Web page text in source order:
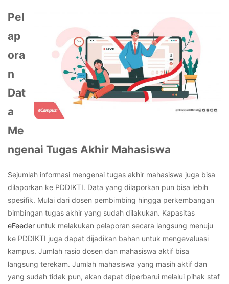
Pel
ap
ora
n
Dat
a
Me
ngenai Tugas Akhir Mahasiswa
Sejumlah informasi mengenai tugas akhir mahasiswa juga bisa
dilaporkan ke PDDIKTI. Data yang dilaporkan pun bisa lebih
spesifik. Mulai dari dosen pembimbing hingga perkembangan
bimbingan tugas akhir yang sudah dilakukan. Kapasitas
eFeeder untuk melakukan pelaporan secara langsung menuju
ke PDDIKTI juga dapat dijadikan bahan untuk mengevaluasi
kampus. Jumlah rasio dosen dan mahasiswa aktif bisa
langsung terekam. Jumlah mahasiswa yang masih aktif dan
yang sudah tidak pun, akan dapat diperbarui melalui pihak staf